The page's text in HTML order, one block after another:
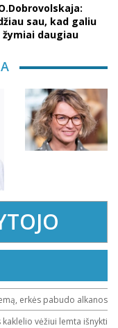
sau, kad galiu
žymiai daugiau
erkės pabudo alkanos
vėžiui lemta išnykti